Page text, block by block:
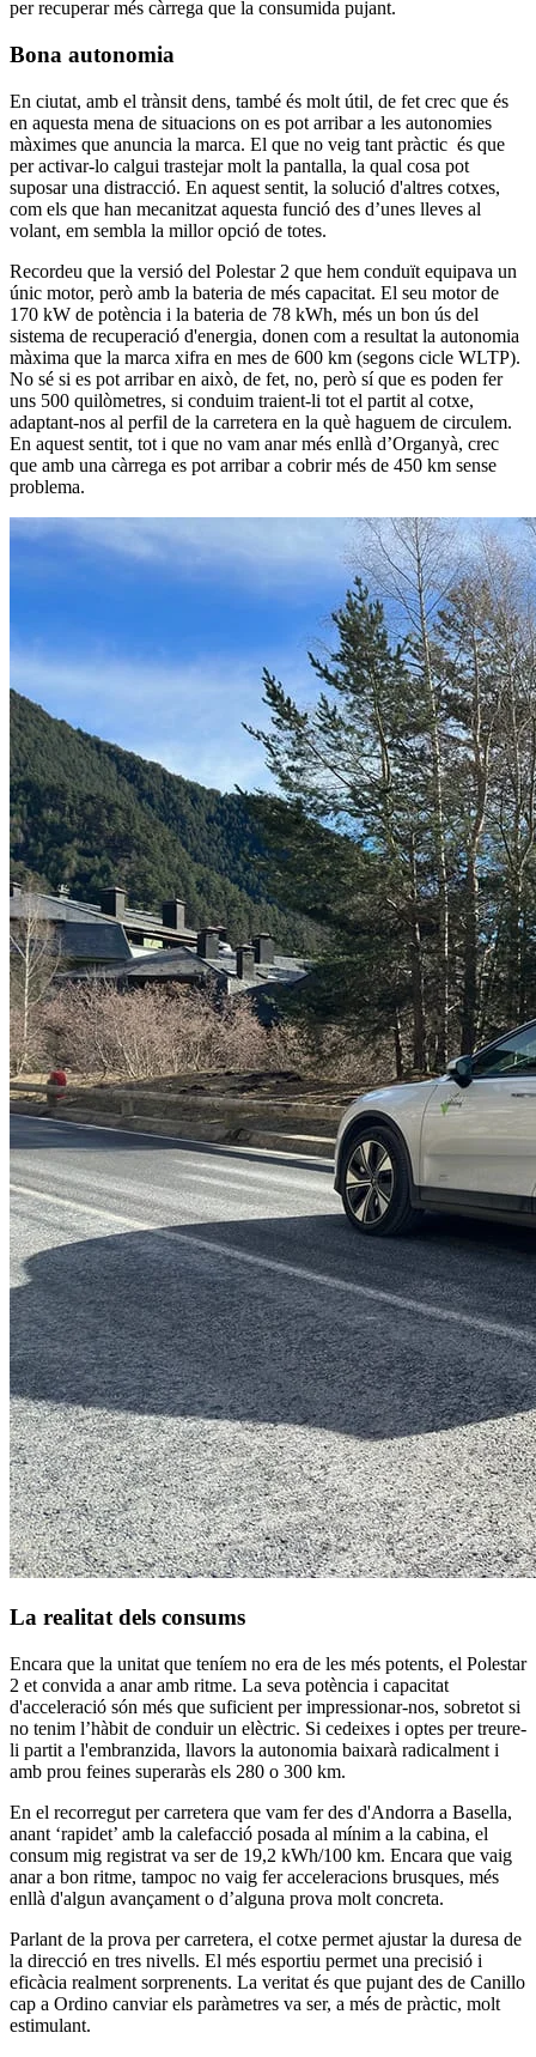
per recuperar més càrrega que la consumida pujant.
Bona autonomia
En ciutat, amb el trànsit dens, també és molt útil, de fet crec que és
en aquesta mena de situacions on es pot arribar a les autonomies
màximes que anuncia la marca. El que no veig tant pràctic és que
per activar-lo calgui trastejar molt la pantalla, la qual cosa pot
suposar una distracció. En aquest sentit, la solució d'altres cotxes,
com els que han mecanitzat aquesta funció des d’unes lleves al
volant, em sembla la millor opció de totes.
Recordeu que la versió del Polestar 2 que hem conduït equipava un
únic motor, però amb la bateria de més capacitat. El seu motor de
170 kW de potència i la bateria de 78 kWh, més un bon ús del
sistema de recuperació d'energia, donen com a resultat la autonomia
màxima que la marca xifra en mes de 600 km (segons cicle WLTP).
No sé si es pot arribar en això, de fet, no, però sí que es poden fer
uns 500 quilòmetres, si conduim traient-li tot el partit al cotxe,
adaptant-nos al perfil de la carretera en la què haguem de circulem.
En aquest sentit, tot i que no vam anar més enllà d’Organyà, crec
que amb una càrrega es pot arribar a cobrir més de 450 km sense
problema.
La realitat dels consums
Encara que la unitat que teníem no era de les més potents, el Polestar
2 et convida a anar amb ritme. La seva potència i capacitat
d'acceleració són més que suficient per impressionar-nos, sobretot si
no tenim l’hàbit de conduir un elèctric. Si cedeixes i optes per treure-
li partit a l'embranzida, llavors la autonomia baixarà radicalment i
amb prou feines superaràs els 280 o 300 km.
En el recorregut per carretera que vam fer des d'Andorra a Basella,
anant ‘rapidet’ amb la calefacció posada al mínim a la cabina, el
consum mig registrat va ser de 19,2 kWh/100 km. Encara que vaig
anar a bon ritme, tampoc no vaig fer acceleracions brusques, més
enllà d'algun avançament o d’alguna prova molt concreta.
Parlant de la prova per carretera, el cotxe permet ajustar la duresa de
la direcció en tres nivells. El més esportiu permet una precisió i
eficàcia realment sorprenents. La veritat és que pujant des de Canillo
cap a Ordino canviar els paràmetres va ser, a més de pràctic, molt
estimulant.